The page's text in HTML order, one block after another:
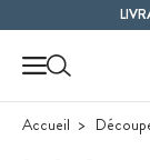
Accueil